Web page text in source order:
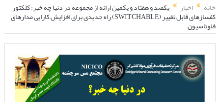
خانه اخبار یکصد و هفتاد و یکمین ارائه از مجموعه در دنیا چه خبر: کلکتور
کفسازهای قابل تغییر (SWITCHABLE) راه جدیدی برای افزایش کارایی مدارهای
فلوتاسیون